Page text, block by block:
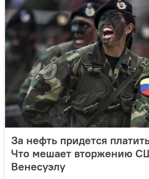
За нефть придется
Что мешает вторжению
Венесуэлу